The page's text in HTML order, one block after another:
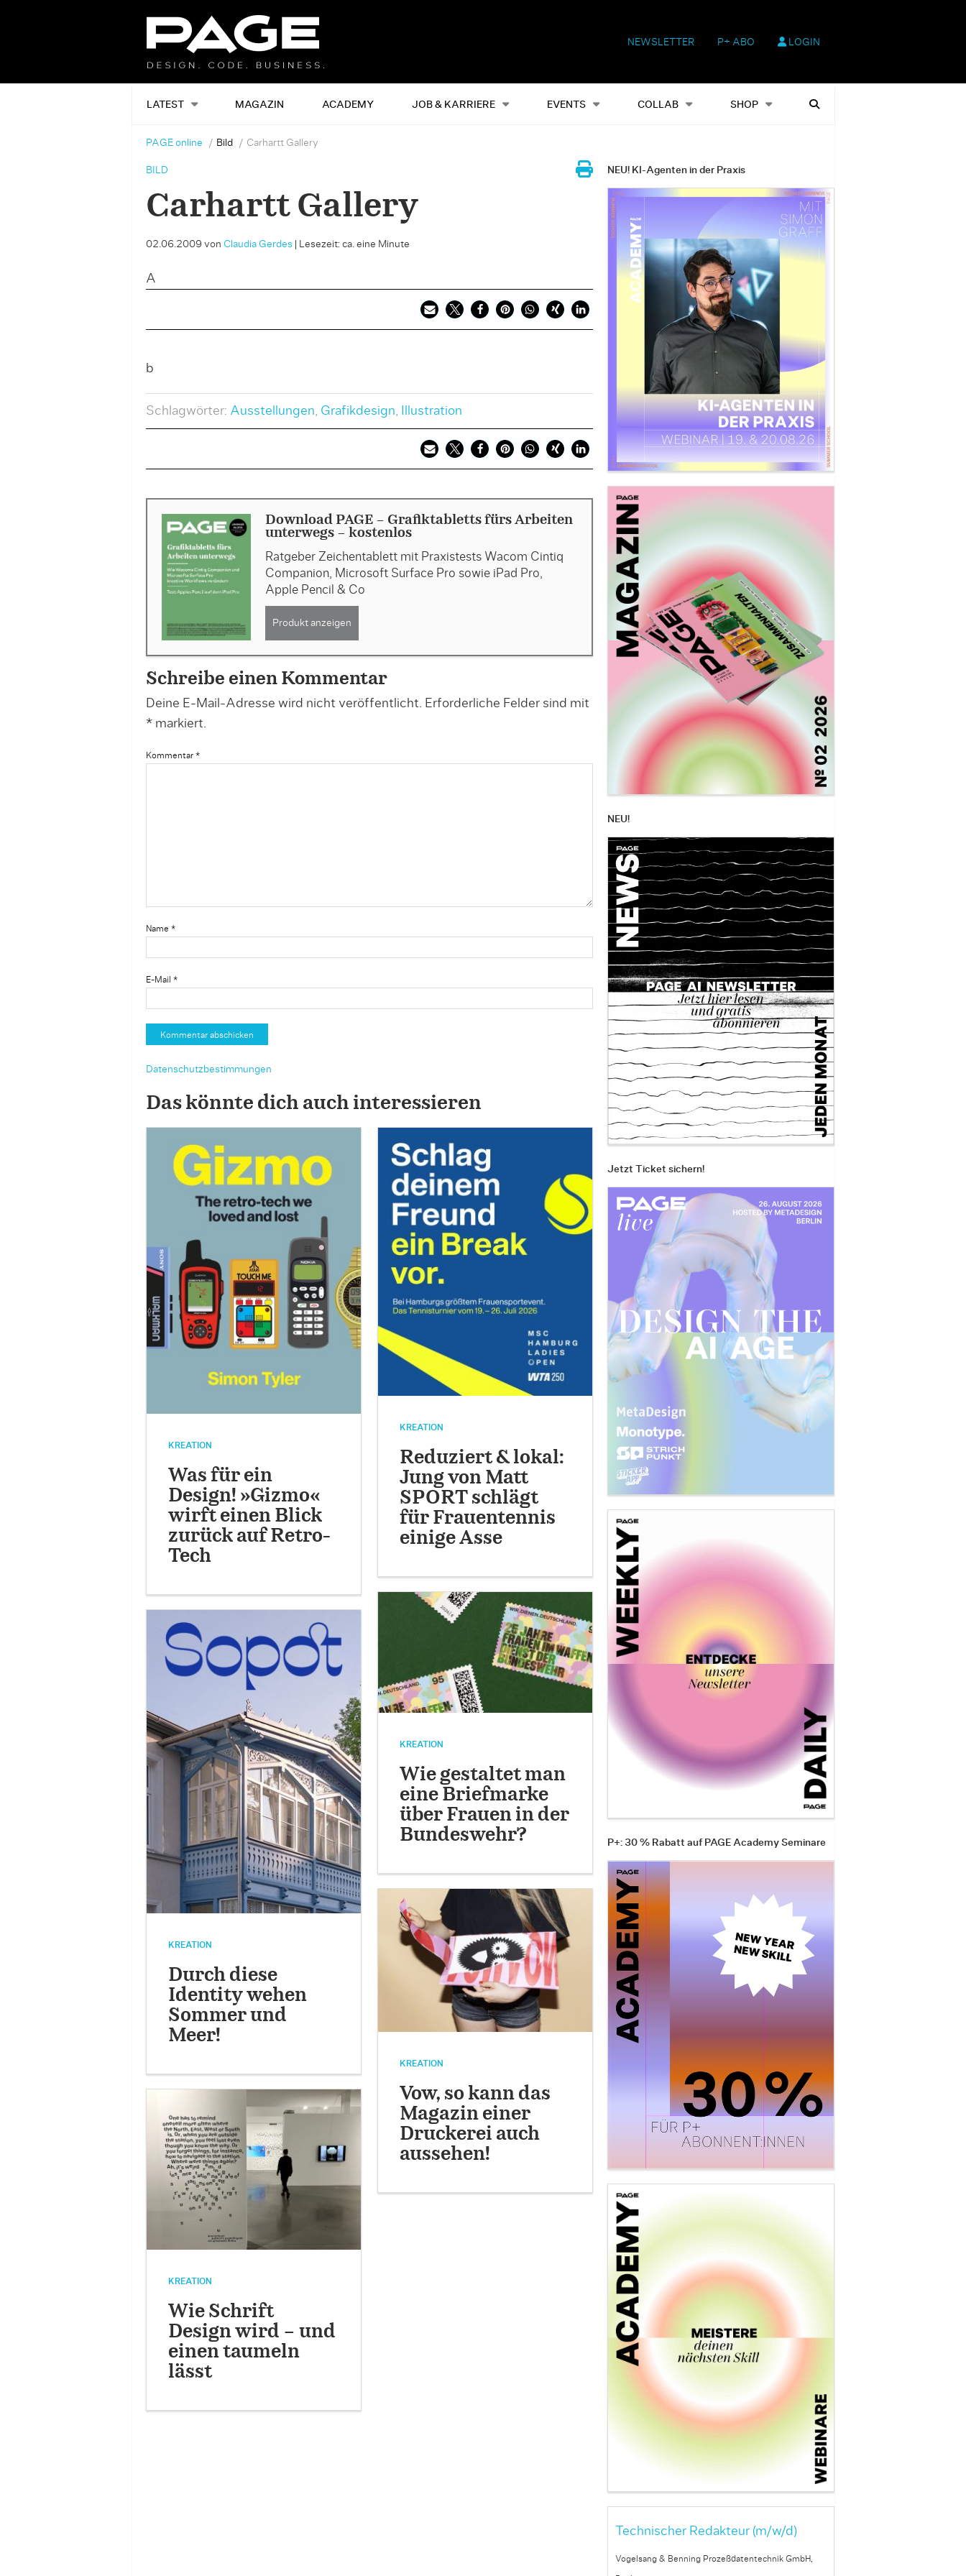
NEWSLETTER P+ ABO LOGIN
LATEST MAGAZIN ACADEMY JOB & KARRIERE EVENTS COLLAB SHOP
Alles Events Shop Heftausgaben Suchen
PAGE online Bild Carhartt Gallery
BILD
Carhartt Gallery
02.06.2009 von Claudia Gerdes Lesezeit: ca. eine Minute
A
b
Schlagwörter: Ausstellungen, Grafikdesign, Illustration
Download PAGE - Grafiktabletts fürs Arbeiten
unterwegs - kostenlos
Ratgeber Zeichentablett mit Praxistests Wacom Cintiq
Companion, Microsoft Surface Pro sowie iPad Pro,
Apple Pencil & Co
Produkt anzeigen
Schreibe einen Kommentar
Deine E-Mail-Adresse wird nicht veröffentlicht. Erforderliche Felder sind mit
*markiert.
Kommentar *
Name *
E-Mail *
Datenschutzbestimmungen
Das könnte dich auch interessieren
KREATION
Was für ein
Design! »Gizmo«
wirft einen Blick
zurück auf Retro-
Tech
KREATION
Reduziert & lokal:
Jung von Matt
SPORT schlägt
für Frauentennis
einige Asse
KREATION
Durch diese
Identity wehen
Sommer und
Meer!
KREATION
Wie gestaltet man
eine Briefmarke
über Frauen in der
Bundeswehr?
KREATION
Wie Schrift
Design wird – und
einen taumeln
lässt
KREATION
Vow, so kann das
Magazin einer
Druckerei auch
aussehen!
NEU! KI-Agenten in der Praxis
NEU!
Jetzt Ticket sichern!
P+: 30 % Rabatt auf PAGE Academy Seminare
Technischer Redakteur (m/w/d)
Vogelsang & Benning Prozeßdatentechnik GmbH,